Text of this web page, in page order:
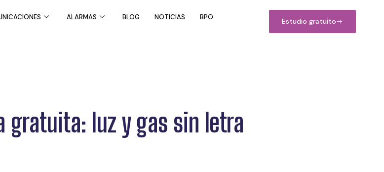
ALARMAS BLOG NOTICIAS
BPO
Estudio gratuito
gratuita: luz y gas sin letra